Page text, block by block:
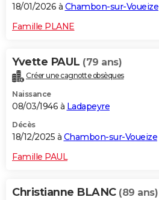
18/01/2026 à Chambon-sur-Voueize
Famille PLANE
Yvette PAUL (79 ans)
Créer une cagnotte obsèques
Naissance
08/03/1946 à Ladapeyre
Décès
18/12/2025 à Chambon-sur-Voueize
Famille PAUL
Christianne BLANC (89 ans)